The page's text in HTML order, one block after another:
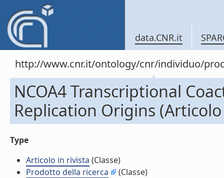
data.CNR.it
http://www.cnr.it/ontology/cnr/individuo/
NCOA4 Transcriptional
Replication Origins
Type
Articolo in rivista (Classe)
Prodotto della ricerca
(Classe)